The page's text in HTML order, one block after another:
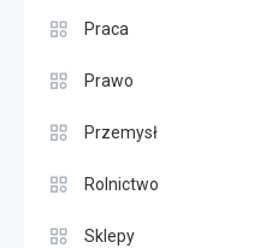
Praca
Prawo
Przemysł
Rolnictwo
Sklepy